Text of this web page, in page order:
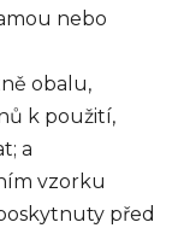
nebo
obalu,
k použití,
a
vzorku
před